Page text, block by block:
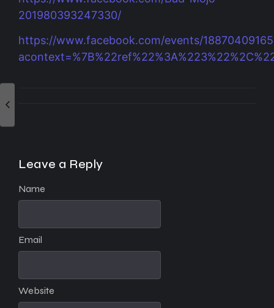
201980393247330/
https://www.facebook.com/events/
Leave a Reply
Name
Email
Website